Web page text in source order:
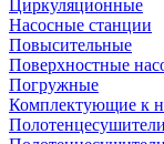
Циркуляционные
Насосные станции
Повысительные
Поверхностные
Погружные
Комплектующие к